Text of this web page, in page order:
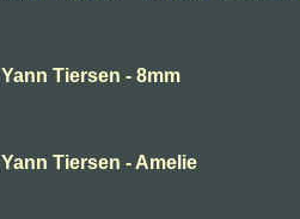
Yann Tiersen - 8mm
Yann Tiersen - Amelie